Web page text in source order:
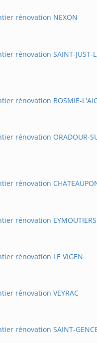
rénovation NEXON
rénovation SAINT-JUST-
rénovation BOSMIE-
rénovation ORADOUR-
rénovation
rénovation EYMOUTIERS
rénovation LE VIGEN
rénovation VEYRAC
rénovation SAINT-